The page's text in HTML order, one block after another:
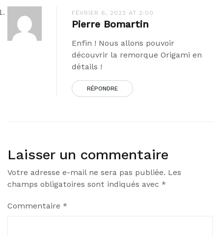
FÉVRIER 6, 2022 AT 2:00
Pierre Bomartin
Enfin ! Nous allons pouvoir
découvrir la remorque Origami en
détails !
RÉPONDRE
Laisser un commentaire
Votre adresse e-mail ne sera pas publiée. Les
champs obligatoires sont indiqués avec *
Commentaire *